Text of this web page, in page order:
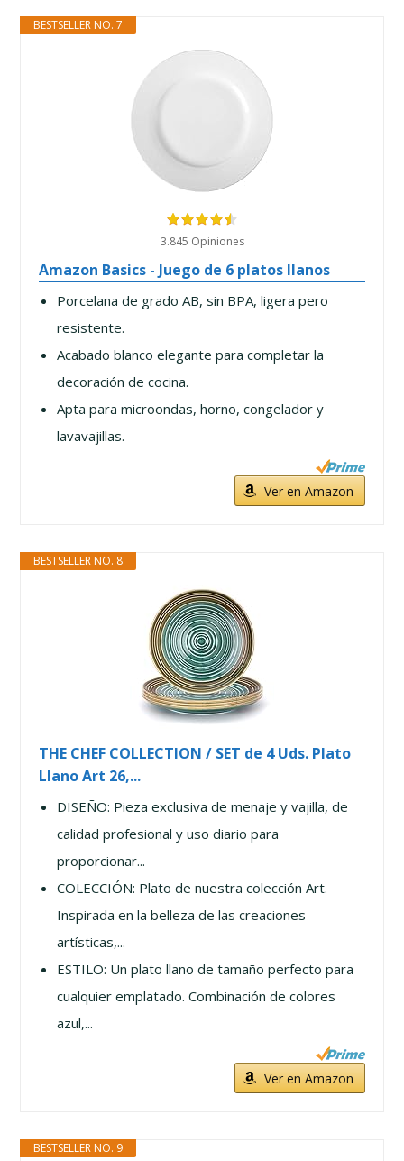
BESTSELLER NO. 7
3.845 Opiniones
Amazon Basics - Juego de 6 platos llanos
Porcelana de grado AB, sin BPA, ligera pero
resistente.
Acabado blanco elegante para completar la
decoración de cocina.
Apta para microondas, horno, congelador y
lavavajillas.
Ver en Amazon
BESTSELLER NO. 8
THE CHEF COLLECTION / SET de 4 Uds. Plato
Llano Art 26,...
DISEÑO: Pieza exclusiva de menaje y vajilla, de
calidad profesional y uso diario para
proporcionar...
COLECCIÓN: Plato de nuestra colección Art.
Inspirada en la belleza de las creaciones
artísticas,...
ESTILO: Un plato llano de tamaño perfecto para
cualquier emplatado. Combinación de colores
azul,...
Ver en Amazon
BESTSELLER NO. 9